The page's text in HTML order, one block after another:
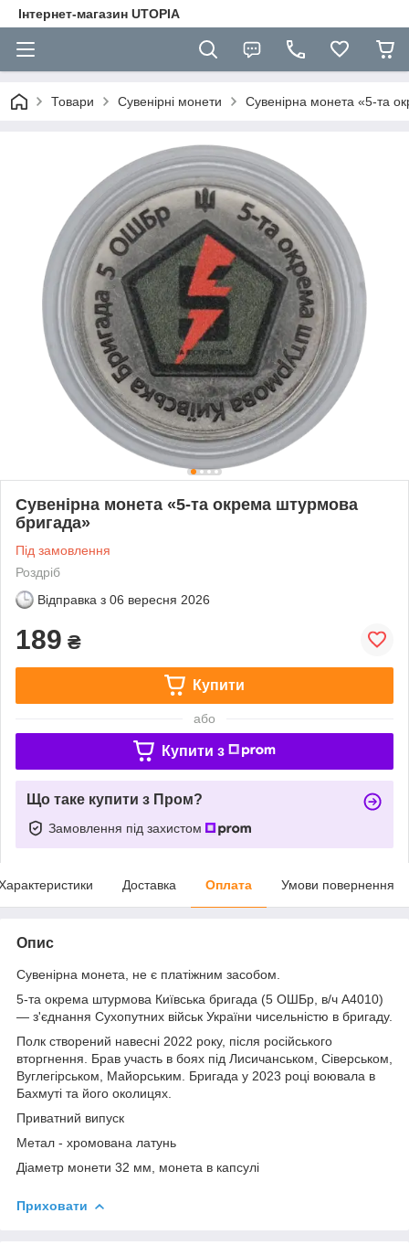
Інтернет-магазин UTOPIA
Товари Сувенірні монети Сувенірна монета «5-та
Сувенірна монета «5-та окрема штурмова
бригада»
Під замовлення
Роздріб
Відправка з 06 вересня 2026
189 ₴
Купити
або
Купити з
Що таке купити з Пром?
Замовлення під захистом
Доставка Оплата Умови повернення
Опис
Сувенірна монета, не є платіжним засобом.
5-та окрема штурмова Київська бригада (5 ОШБр, в/ч A4010)
— з'єднання Сухопутних військ України чисельністю в бригаду.
Полк створений навесні 2022 року, після російського
вторгнення. Брав участь в боях під Лисичанськом, Сіверськом,
Вуглегірськом, Майорським. Бригада у 2023 році воювала в
Бахмуті та його околицях.
Приватний випуск
Метал - хромована латунь
Діаметр монети 32 мм, монета в капсулі
Приховати